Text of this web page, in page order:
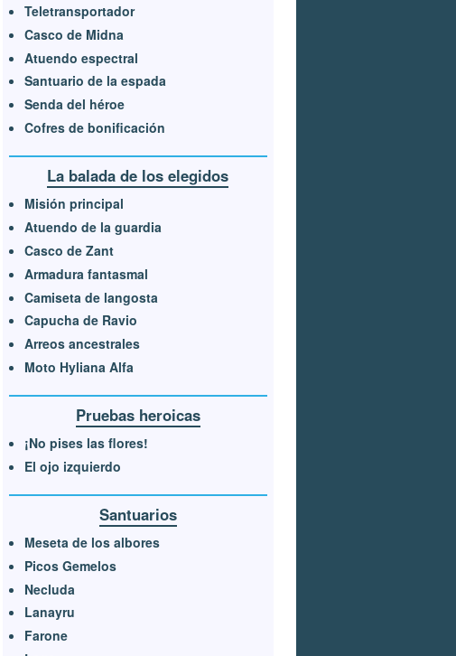
Teletransportador
Casco de Midna
Atuendo espectral
Santuario de la espada
Senda del héroe
Cofres de bonificación
La balada de los elegidos
Misión principal
Atuendo de la guardia
Casco de Zant
Armadura fantasmal
Camiseta de langosta
Capucha de Ravio
Arreos ancestrales
Moto Hyliana Alfa
Pruebas heroicas
¡No pises las flores!
El ojo izquierdo
Santuarios
Meseta de los albores
Picos Gemelos
Necluda
Lanayru
Farone